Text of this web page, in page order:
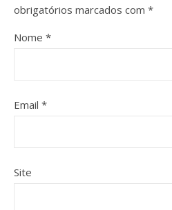
obrigatórios marcados com *
Nome *
Email *
Site